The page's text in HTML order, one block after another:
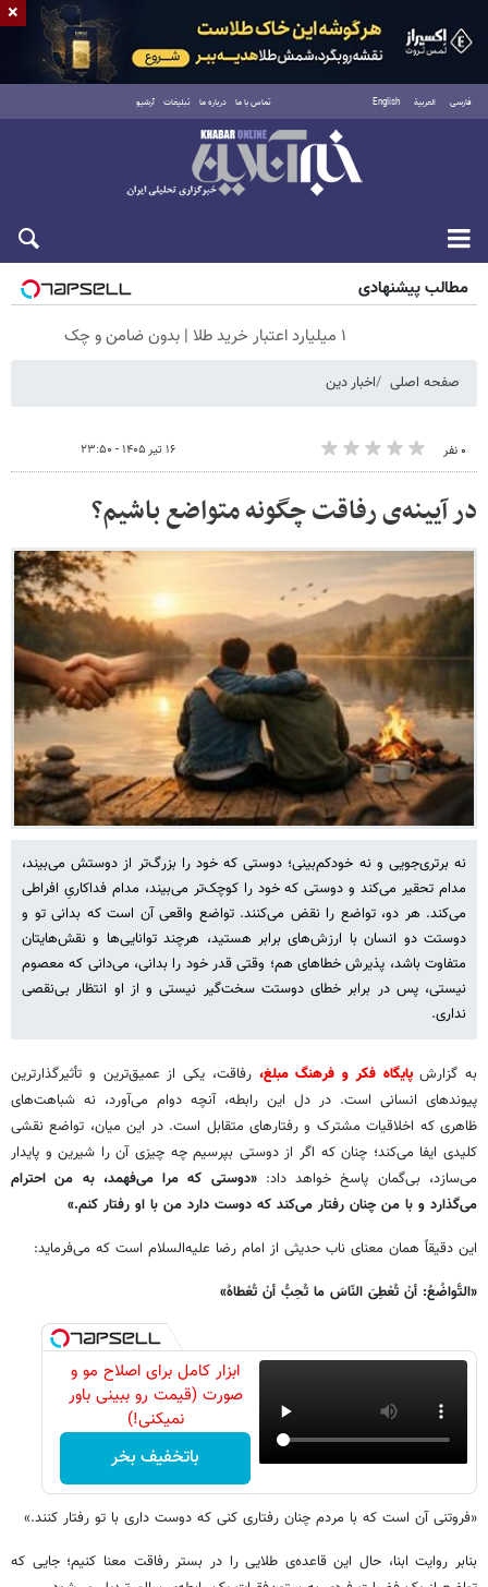
فارسی العربية English تماس با ما درباره ما تبلیغات آرشیو
شنبه ۱۷ مرداد ۱۴۰۵
مطالب پیشنهادی
۱ میلیارد اعتبار خرید طلا | بدون ضامن و چک
صفحه اصلی اخبار دین
۰ نفر ۱۶ تیر ۱۴۰۵ - ۲۳:۵۰
در آیینه‌ی رفاقت چگونه متواضع باشیم؟
نه برتری‌جویی و نه خودکم‌بینی؛ دوستی که خود را بزرگ‌تر از دوستش می‌بیند،
مدام تحقیر می‌کند و دوستی که خود را کوچک‌تر می‌بیند، مدام فداکاریِ افراطی
می‌کند. هر دو، تواضع را نقض می‌کنند. تواضع واقعی آن است که بدانی تو و
دوستت دو انسان با ارزش‌های برابر هستید، هرچند توانایی‌ها و نقش‌هایتان
متفاوت باشد، پذیرش خطاهای هم؛ وقتی قدر خود را بدانی، می‌دانی که معصوم
نیستی، پس در برابر خطای دوستت سخت‌گیر نیستی و از او انتظار بی‌نقصی
نداری.
به گزارشپایگاه فکر و فرهنگ مبلغ، رفاقت، یکی از عمیق‌ترین و تأثیرگذارترین
پیوندهای انسانی است. در دل این رابطه، آنچه دوام می‌آورد، نه شباهت‌های
ظاهری که اخلاقیات مشترک و رفتارهای متقابل است. در این میان، تواضع نقشی
کلیدی ایفا می‌کند؛ چنان که اگر از دوستی بپرسیم چه چیزی آن را شیرین و پایدار
می‌سازد، بی‌گمان پاسخ خواهد داد: «دوستی که مرا می‌فهمد، به من احترام
می‌گذارد و با من چنان رفتار می‌کند که دوست دارد من با او رفتار کنم.»
این دقیقاً همان معنای ناب حدیثی از امام رضا علیه‌السلام است که می‌فرماید:
«التَّواضُعُ: أنْ تُعْطِیَ النّاسَ ما تُحِبُّ أنْ تُعْطاهُ»
ابزار کامل برای اصلاح مو و
صورت (قیمت رو ببینی باور
نمیکنی!)
باتخفیف بخر
«فروتنی آن است که با مردم چنان رفتاری کنی که دوست داری با تو رفتار کنند.»
بنابر روایت ابنا، حال این قاعده‌ی طلایی را در بستر رفاقت معنا کنیم؛ جایی که
×